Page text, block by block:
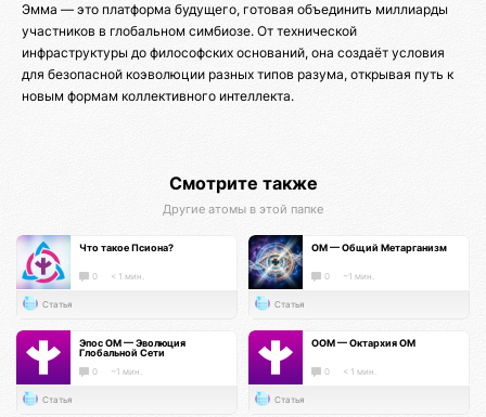
Эмма — это платформа будущего, готовая объединить миллиарды
участников в глобальном симбиозе. От технической
инфраструктуры до философских оснований, она создаёт условия
для безопасной коэволюции разных типов разума, открывая путь к
новым формам коллективного интеллекта.
Смотрите также
Другие атомы в этой папке
Что такое Псиона?
0 < 1 мин.
Статья
ОМ — Общий Метарганизм
0 ~1 мин.
Статья
Эпос ОМ — Эволюция
Глобальной Сети
0 ~1 мин.
Статья
ООМ — Октархия ОМ
0 < 1 мин.
Статья